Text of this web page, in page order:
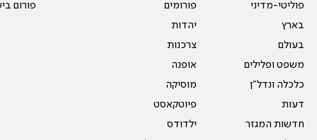
פוליטי-מדיני
בארץ
בעולם
משפט ופלילים
כלכלה ונדל"ן
דעות
חדשות המגזר
פורומים
יהדות
צרכנות
אופנה
מוסיקה
פיוטקאסט
ילדודס
פורום